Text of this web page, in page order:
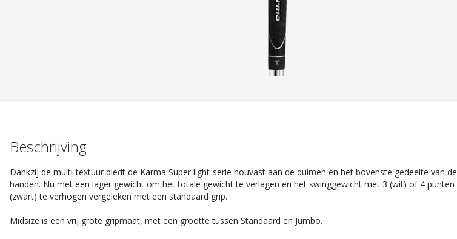
Beschrijving
Dankzij de multi-textuur biedt de Karma Super light-serie houvast aan de duimen en het bovenste gedeelte van de
handen. Nu met een lager gewicht om het totale gewicht te verlagen en het swinggewicht met 3 (wit) of 4 punten
(zwart) te verhogen vergeleken met een standaard grip.
Midsize is een vrij grote gripmaat, met een grootte tussen Standaard en Jumbo.